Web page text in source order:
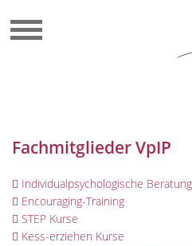
Fachmitglieder VpIP
Individualpsychologische Beratung
Encouraging-Training
STEP Kurse
Kess-erziehen Kurse